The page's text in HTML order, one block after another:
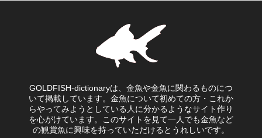
GOLDFISH-dictionaryは、金魚や金魚に関わるものにつ
いて掲載しています。金魚について初めての方・これか
らやってみようとしている人に分かるようなサイト作り
を心がけています。このサイトを見て一人でも金魚など
の観賞魚に興味を持っていただけるとうれしいです。